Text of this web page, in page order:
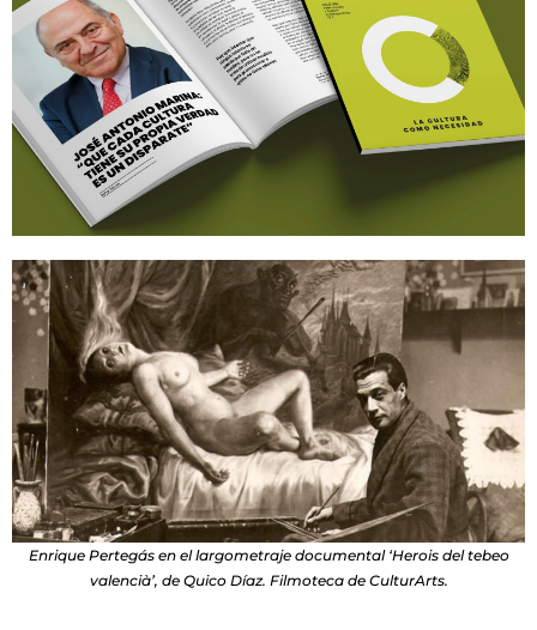
Enrique Pertegás en el largometraje documental ‘Herois del tebeo
valencià’, de Quico Díaz. Filmoteca de CulturArts.